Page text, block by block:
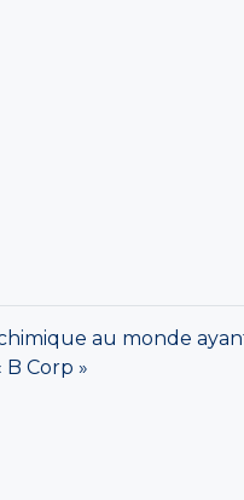
au monde
Corp »